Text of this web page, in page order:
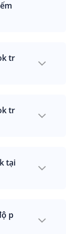
tr
tr
tại
p